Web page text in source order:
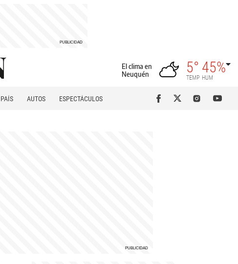
El clima en
Neuquén
5°
TEMP
45%
HUM
PAÍS AUTOS
ESPECTÁCULOS